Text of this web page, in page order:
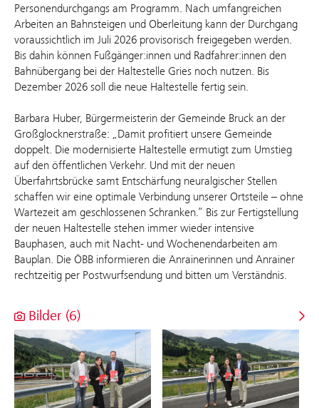
Personendurchgangs am Programm. Nach umfangreichen
Arbeiten an Bahnsteigen und Oberleitung kann der Durchgang
voraussichtlich im Juli 2026 provisorisch freigegeben werden.
Bis dahin können Fußgänger:innen und Radfahrer:innen den
Bahnübergang bei der Haltestelle Gries noch nutzen. Bis
Dezember 2026 soll die neue Haltestelle fertig sein.
Barbara Huber, Bürgermeisterin der Gemeinde Bruck an der
Großglocknerstraße: „Damit profitiert unsere Gemeinde
doppelt. Die modernisierte Haltestelle ermutigt zum Umstieg
auf den öffentlichen Verkehr. Und mit der neuen
Überfahrtsbrücke samt Entschärfung neuralgischer Stellen
schaffen wir eine optimale Verbindung unserer Ortsteile – ohne
Wartezeit am geschlossenen Schranken.“ Bis zur Fertigstellung
der neuen Haltestelle stehen immer wieder intensive
Bauphasen, auch mit Nacht- und Wochenendarbeiten am
Bauplan. Die ÖBB informieren die Anrainerinnen und Anrainer
rechtzeitig per Postwurfsendung und bitten um Verständnis.
Bilder (6)